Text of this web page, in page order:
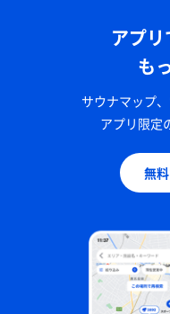
アプ
も
サウナマップ
アプリ限定
無